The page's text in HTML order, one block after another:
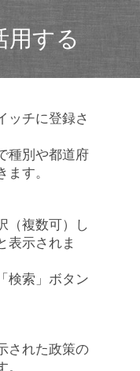
用する
ッチに登録さ
種別や都道府
す。
（複数可）し
表示されま
検索」ボタン
された政策の